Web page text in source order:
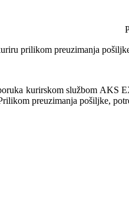
prilikom preuzimanja
kurirskom službom
preuzimanja pošiljke,